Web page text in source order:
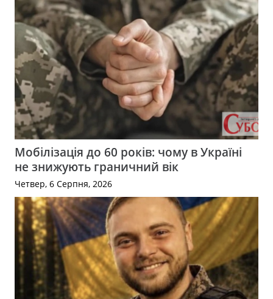
Мобілізація до 60 років: чому в Україні
не знижують граничний вік
Четвер, 6 Серпня, 2026